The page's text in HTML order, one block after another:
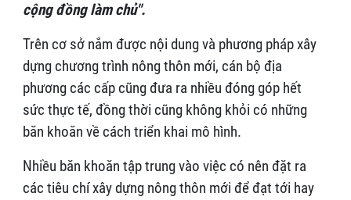
cộng đồng làm chủ".
Trên cơ sở nắm được nội dung và phương pháp xây
dựng chương trình nông thôn mới, cán bộ địa
phương các cấp cũng đưa ra nhiều đóng góp hết
sức thực tế, đồng thời cũng không khỏi có những
băn khoăn về cách triển khai mô hình.
Nhiều băn khoăn tập trung vào việc có nên đặt ra
các tiêu chí xây dựng nông thôn mới để đạt tới hay